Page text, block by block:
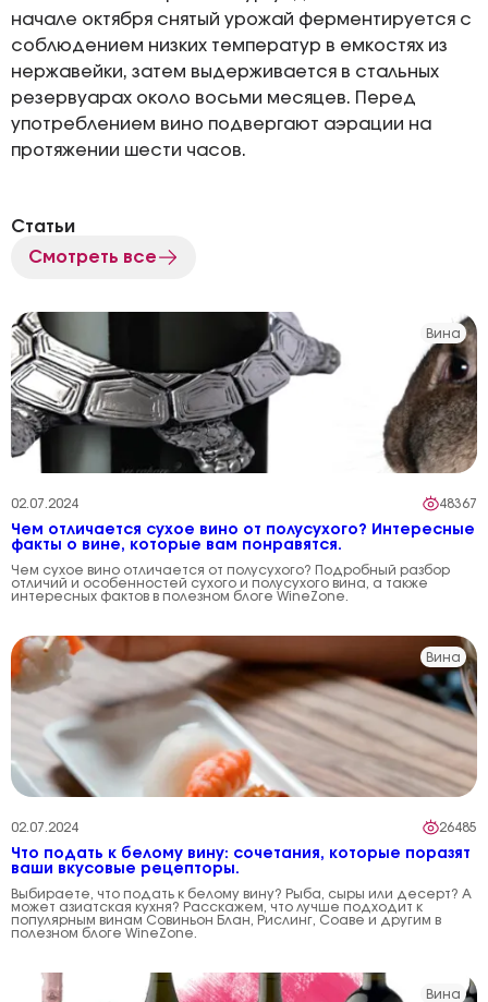
начале октября снятый урожай ферментируется с
соблюдением низких температур в емкостях из
нержавейки, затем выдерживается в стальных
резервуарах около восьми месяцев. Перед
употреблением вино подвергают аэрации на
протяжении шести часов.
Статьи
Смотреть все
Вина
02.07.2024 48367
Чем отличается сухое вино от полусухого? Интересные
факты о вине, которые вам понравятся.
Чем сухое вино отличается от полусухого? Подробный разбор
отличий и особенностей сухого и полусухого вина, а также
интересных фактов в полезном блоге WineZone.
Вина
02.07.2024 26485
Что подать к белому вину: сочетания, которые поразят
ваши вкусовые рецепторы.
Выбираете, что подать к белому вину? Рыба, сыры или десерт? А
может азиатская кухня? Расскажем, что лучше подходит к
популярным винам Совиньон Блан, Рислинг, Соаве и другим в
полезном блоге WineZone.
Вина